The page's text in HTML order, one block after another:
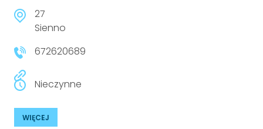
27
Sienno
672620689
Nieczynne
WIĘCEJ